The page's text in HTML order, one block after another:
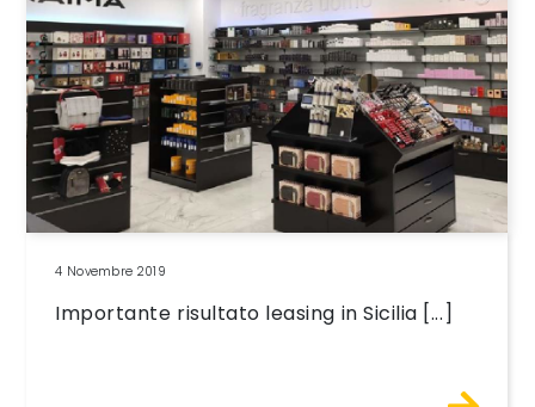
4 Novembre 2019
Importante risultato leasing in Sicilia [...]